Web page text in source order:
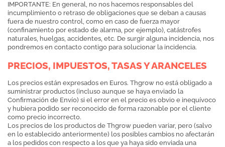
IMPORTANTE: En general, no nos hacemos responsables del
incumplimiento o retraso de obligaciones que se deban a causas
fuera de nuestro control, como en caso de fuerza mayor
(confinamiento por estado de alarma, por ejemplo), catástrofes
naturales, huelgas, accidentes, etc. De surgir alguna incidencia, nos
pondremos en contacto contigo para solucionar la incidencia.
PRECIOS, IMPUESTOS, TASAS Y ARANCELES
Los precios están expresados en Euros. Thgrow no está obligado a
suministrar productos (incluso aunque se haya enviado la
Confirmación de Envío) si el error en el precio es obvio e inequívoco
y hubiera podido ser reconocido de forma razonable por el cliente
como precio incorrecto.
Los precios de los productos de Thgrow pueden variar, pero (salvo
en lo establecido anteriormente) los posibles cambios no afectarán
a los pedidos con respecto a los que ya haya sido enviada una